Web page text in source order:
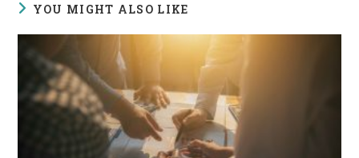
YOU MIGHT ALSO LIKE